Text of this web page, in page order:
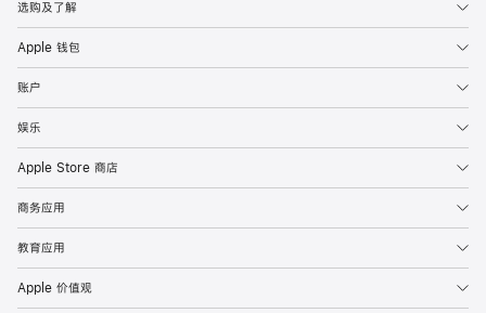
选购及了解
Apple 钱包
账户
娱乐
Apple Store 商店
商务应用
教育应用
Apple 价值观